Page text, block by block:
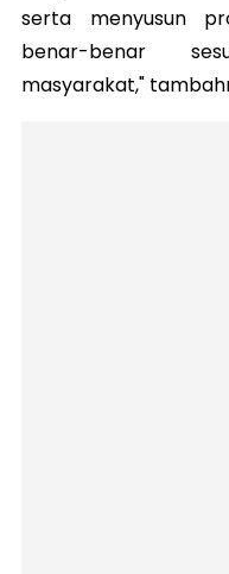
serta menyusun
benar-benar
masyarakat,"